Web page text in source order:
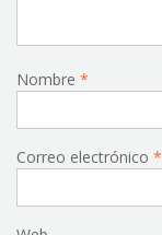
Nombre *
Correo electrónico *